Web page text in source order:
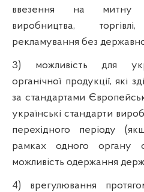
ввезення на митну
виробництва,
рекламування без
3) можливість для
органічної продукції, які
за стандартами
українські стандарти
перехідного періоду
рамках одного органу
можливість одержання
4) врегулювання